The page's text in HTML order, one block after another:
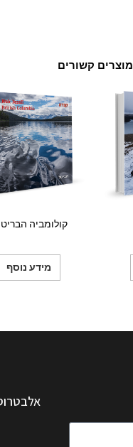
מוצרים קשורים
קולומביה
מידע נוסף